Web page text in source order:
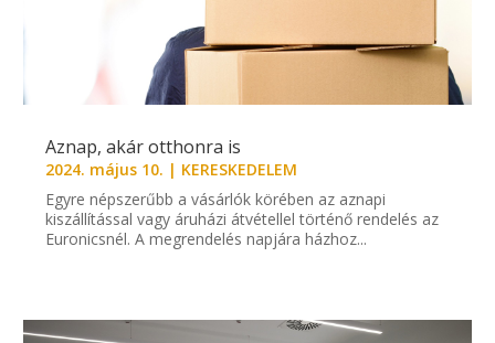
Aznap, akár otthonra is
2024. május 10. | KERESKEDELEM
Egyre népszerűbb a vásárlók körében az aznapi
kiszállítással vagy áruházi átvétellel történő rendelés az
Euronicsnél. A megrendelés napjára házhoz...